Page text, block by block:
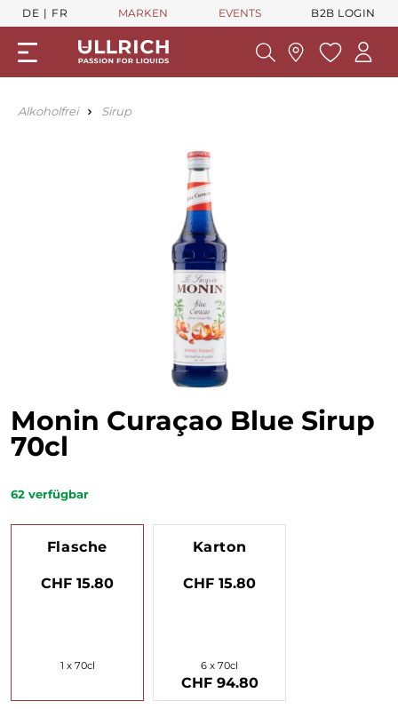
DE FR MARKEN EVENTS B2B LOGIN
Alkoholfrei Sirup
Monin Curaçao Blue Sirup
70cl
62 verfügbar
Flasche
CHF 15.80
1 x 70cl
Karton
CHF 15.80
6 x 70cl
CHF 94.80